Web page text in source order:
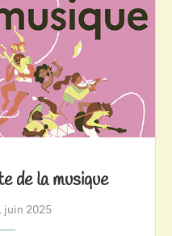
de la musique
juin 2025